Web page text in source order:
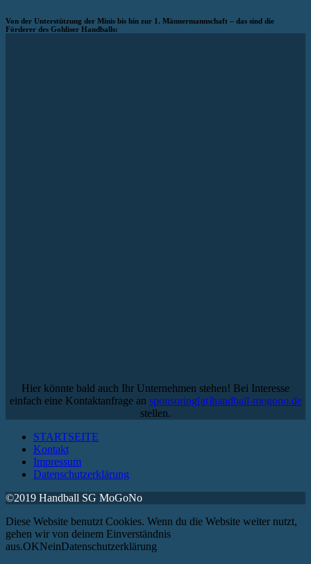
Von der Unterstützung der Minis bis hin zur 1. Männermannschaft – das sind die
Förderer des Gohliser Handballs:
Hier könnte bald auch Ihr Unternehmen stehen! Bei Interesse
einfach eine Kontaktanfrage an sponsoring[at]handball-mogono.de
stellen.
STARTSEITE
Kontakt
Impressum
Datenschutzerklärung
©2019 Handball SG MoGoNo
Diese Website benutzt Cookies. Wenn du die Website weiter nutzt,
gehen wir von deinem Einverständnis
aus.OKNeinDatenschutzerklärung